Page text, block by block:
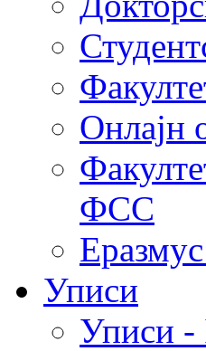
Онлајн
ФСС
Уписи
Уписи -